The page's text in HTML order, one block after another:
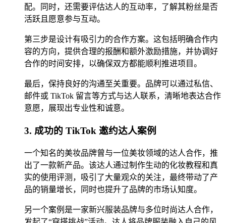
配。同时，还需要评估达人的互动率，了解其粉丝是否
活跃且愿意参与互动。
第三步是设计有吸引力的合作方案。这包括明确合作内
容的方向，提供合理的报酬和额外激励措施，并协调好
合作的时间安排，以确保双方都能顺利推进项目。
最后，保持良好的沟通至关重要。品牌可以通过私信、
邮件或 TikTok 留言等方式与达人联系，清晰地表达合作
意愿，展现出专业性和诚意。
3. 成功的 TikTok 邀约达人案例
一个知名的美妆品牌曾与一位美妆领域的达人合作，推
出了一款新产品。该达人通过制作生动的化妆教程和真
实的使用评测，吸引了大量观众的关注，最终带动了产
品的销量增长，同时也提升了品牌的市场认知度。
另一个案例是一家新兴服装品牌与多位时尚达人合作，